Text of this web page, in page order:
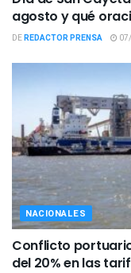
agosto y qué
DEREDACTOR PRENSA
NACIONALES
Conflicto
del 20% en las